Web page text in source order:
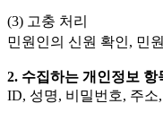
(3) 고충 처리
민원인의 신원 확인, 민
2. 수집하는 개인정보 항
ID, 성명, 비밀번호, 주